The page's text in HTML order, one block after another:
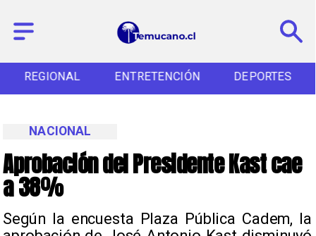
REGIONAL ENTRETENCIÓN DEPORTES
Aprobación del Presidente Kast cae
a 38%
Según la encuesta Plaza Pública Cadem, la
NACIONAL